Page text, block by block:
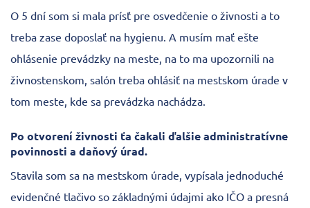
O 5 dní som si mala prísť pre osvedčenie o živnosti a to
treba zase doposlať na hygienu. A musím mať ešte
ohlásenie prevádzky na meste, na to ma upozornili na
živnostenskom, salón treba ohlásiť na mestskom úrade v
tom meste, kde sa prevádzka nachádza.
Po otvorení živnosti ťa čakali ďalšie administratívne
povinnosti a daňový úrad.
Stavila som sa na mestskom úrade, vypísala jednoduché
evidenčné tlačivo so základnými údajmi ako IČO a presná